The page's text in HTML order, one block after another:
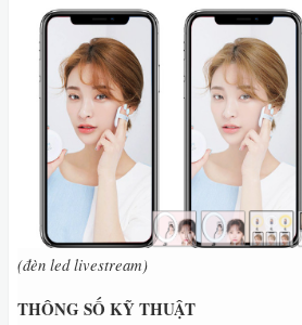
(đèn led livestream)
THÔNG SỐ KỸ THUẬT